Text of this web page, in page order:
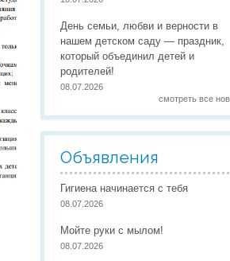
среда
услуг по присмотру и уходу
Наши работы
патриотов
День семьи, любви и верности в
нашем детском саду — праздник,
который объединил детей и
родителей!
08.07.2026
смотреть все
Объявления
Гигиена начинается с тебя
08.07.2026
Мойте руки с мылом!
08.07.2026